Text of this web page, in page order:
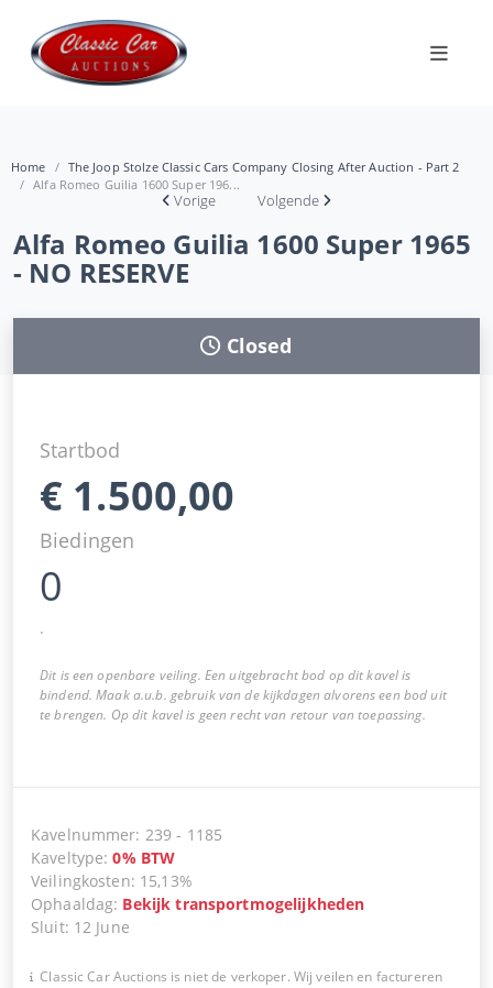
Home
The Joop Stolze Classic Cars Company Closing After Auction - Part 2
Alfa Romeo Guilia 1600 Super 196...
Vorige Volgende
Alfa Romeo Guilia 1600 Super 1965
- NO RESERVE
Closed
Startbod
€ 1.500,00
Biedingen
0
.
Dit is een openbare veiling. Een uitgebracht bod op dit kavel is
bindend. Maak a.u.b. gebruik van de kijkdagen alvorens een bod uit
te brengen. Op dit kavel is geen recht van retour van toepassing.
Kavelnummer: 239 - 1185
Kaveltype:0% BTW
Veilingkosten: 15,13%
Ophaaldag: Bekijk transportmogelijkheden
Sluit: 12 June
Classic Car Auctions is niet de verkoper. Wij veilen en factureren